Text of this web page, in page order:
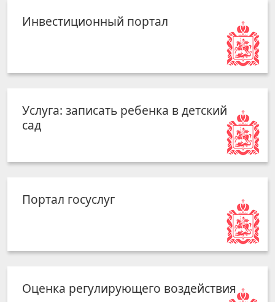
Инвестиционный портал
Услуга: записать ребенка в детский
сад
Портал госуслуг
Оценка регулирующего воздействия